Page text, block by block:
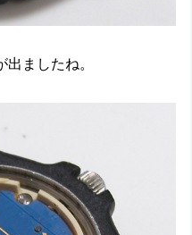
ましたね。